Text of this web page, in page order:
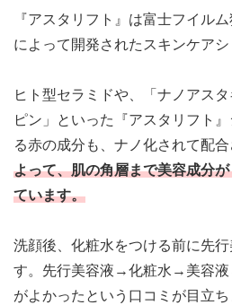
『アスタリフト』は富士フイル
によって開発されたスキンケアシ
ヒト型セラミドや、「ナノアス
ピン」といった『アスタリフト
る赤の成分も、ナノ化されて配合
よって、肌の角層まで美容成分
ています。
洗顔後、化粧水をつける前に先
す。 先行美容液→化粧水→美容
がよかったという口コミ が目立ち